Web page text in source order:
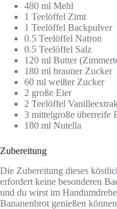
480 ml Mehl
1 Teelöffel Zimt
1 Teelöffel Backpulver
0.5 Teelöffel Natron
0.5 Teelöffel Salz
120 ml Butter
180 ml brauner Zucker
60 ml weißer Zucker
2 große Eier
2 Teelöffel
3 mittelgroße überreife
180 ml Nutella
Zubereitung
Die Zubereitung dieses
erfordert keine besonderen
und du wirst im
Bananenbrot genießen